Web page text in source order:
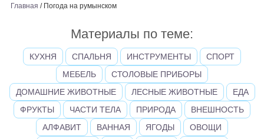
Главная / Погода на румынском
Материалы по теме:
КУХНЯ СПАЛЬНЯ ИНСТРУМЕНТЫ
СПОРТ
МЕБЕЛЬ
СТОЛОВЫЕ ПРИБОРЫ
ДОМАШНИЕ ЖИВОТНЫЕ
ЛЕСНЫЕ ЖИВОТНЫЕ
ЕДА
ФРУКТЫ
ЧАСТИ ТЕЛА ПРИРОДА
ВНЕШНОСТЬ
АЛФАВИТ
ВАННАЯ ЯГОДЫ
ОВОЩИ